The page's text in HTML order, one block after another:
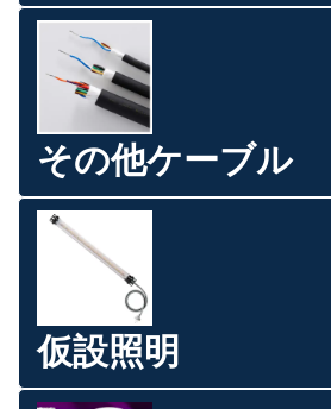
その他ケーブル
仮設照明